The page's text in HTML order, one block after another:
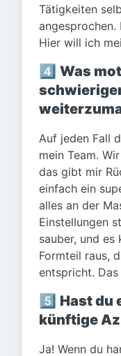
Tätigkeiten
Hier will ich
4️⃣ Was
Auf jeden Fall
mein Team.
das gibt mir
einfach ein
alles an der
Einstellungen
sauber, und
Formteil raus,
entspricht.
5️⃣ Hast du
künftige
Ja! Wenn du